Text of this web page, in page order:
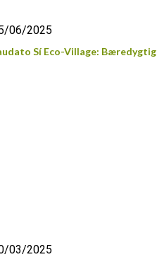
06/2025
Sí Eco-Village:
03/2025